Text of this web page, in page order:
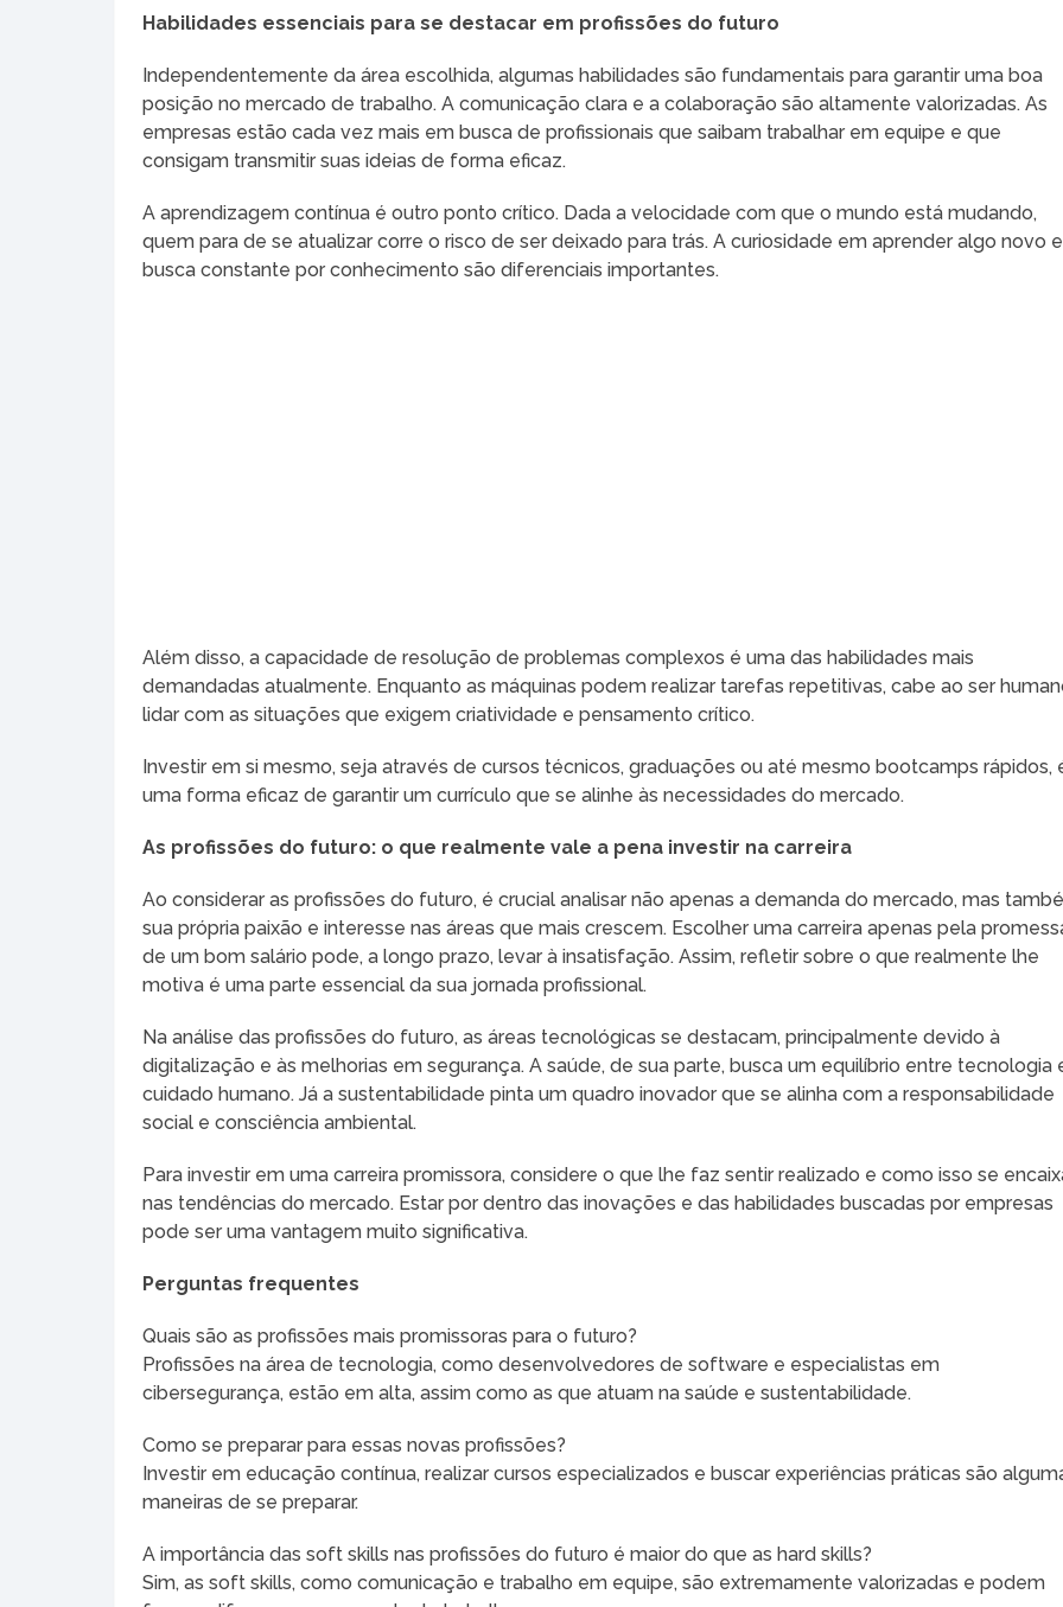
Habilidades essenciais para se destacar em profissões do futuro
Independentemente da área escolhida, algumas habilidades são fundamentais para garantir uma boa
posição no mercado de trabalho. A comunicação clara e a colaboração são altamente valorizadas. As
empresas estão cada vez mais em busca de profissionais que saibam trabalhar em equipe e que
consigam transmitir suas ideias de forma eficaz.
A aprendizagem contínua é outro ponto crítico. Dada a velocidade com que o mundo está mudando,
quem para de se atualizar corre o risco de ser deixado para trás. A curiosidade em aprender algo novo
busca constante por conhecimento são diferenciais importantes.
Além disso, a capacidade de resolução de problemas complexos é uma das habilidades mais
demandadas atualmente. Enquanto as máquinas podem realizar tarefas repetitivas, cabe ao ser
lidar com as situações que exigem criatividade e pensamento crítico.
Investir em si mesmo, seja através de cursos técnicos, graduações ou até mesmo bootcamps rápidos,
uma forma eficaz de garantir um currículo que se alinhe às necessidades do mercado.
As profissões do futuro: o que realmente vale a pena investir na carreira
Ao considerar as profissões do futuro, é crucial analisar não apenas a demanda do mercado, mas
sua própria paixão e interesse nas áreas que mais crescem. Escolher uma carreira apenas pela
de um bom salário pode, a longo prazo, levar à insatisfação. Assim, refletir sobre o que realmente lhe
motiva é uma parte essencial da sua jornada profissional.
Na análise das profissões do futuro, as áreas tecnológicas se destacam, principalmente devido à
digitalização e às melhorias em segurança. A saúde, de sua parte, busca um equilíbrio entre tecnologia
cuidado humano. Já a sustentabilidade pinta um quadro inovador que se alinha com a responsabilidade
social e consciência ambiental.
Para investir em uma carreira promissora, considere o que lhe faz sentir realizado e como isso se
nas tendências do mercado. Estar por dentro das inovações e das habilidades buscadas por empresas
pode ser uma vantagem muito significativa.
Perguntas frequentes
Quais são as profissões mais promissoras para o futuro?
Profissões na área de tecnologia, como desenvolvedores de software e especialistas em
cibersegurança, estão em alta, assim como as que atuam na saúde e sustentabilidade.
Como se preparar para essas novas profissões?
Investir em educação contínua, realizar cursos especializados e buscar experiências práticas são
maneiras de se preparar.
A importância das soft skills nas profissões do futuro é maior do que as hard skills?
Sim, as soft skills, como comunicação e trabalho em equipe, são extremamente valorizadas e podem